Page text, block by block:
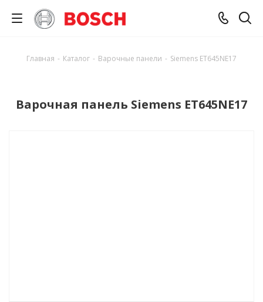
Главная - Каталог - Варочные панели - Siemens ET645NE17
Варочная панель Siemens ET645NE17